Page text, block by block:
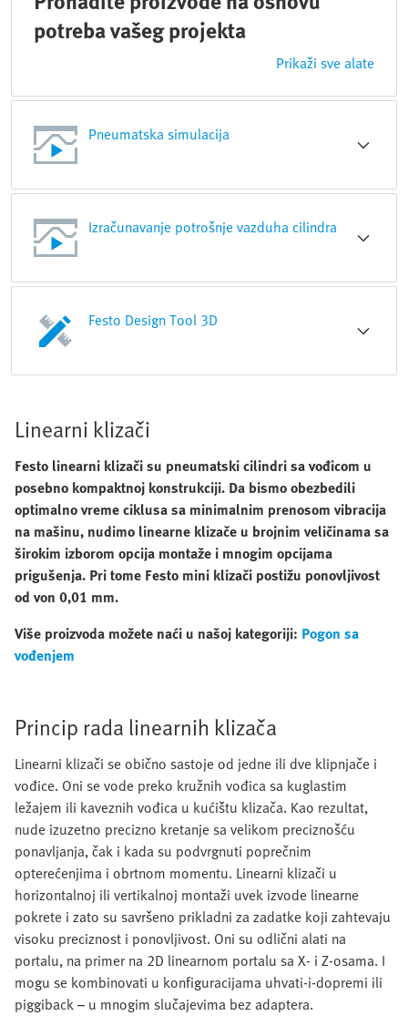
potreba vašeg projekta
Prikaži sve alate
Pneumatska simulacija
Izračunavanje potrošnje vazduha cilindra
Festo Design Tool 3D
Linearni klizači
Festo linearni klizači su pneumatski cilindri sa vođicom u
posebno kompaktnoj konstrukciji. Da bismo obezbedili
optimalno vreme ciklusa sa minimalnim prenosom vibracija
na mašinu, nudimo linearne klizače u brojnim veličinama sa
širokim izborom opcija montaže i mnogim opcijama
prigušenja. Pri tome Festo mini klizači postižu ponovljivost
od von 0,01 mm.
Više proizvoda možete naći u našoj kategoriji: Pogon sa
vođenjem
Princip rada linearnih klizača
Linearni klizači se obično sastoje od jedne ili dve klipnjače i
vođice. Oni se vode preko kružnih vođica sa kuglastim
ležajem ili kaveznih vođica u kućištu klizača. Kao rezultat,
nude izuzetno precizno kretanje sa velikom preciznošću
ponavljanja, čak i kada su podvrgnuti poprečnim
opterećenjima i obrtnom momentu. Linearni klizači u
horizontalnoj ili vertikalnoj montaži uvek izvode linearne
pokrete i zato su savršeno prikladni za zadatke koji zahtevaju
visoku preciznost i ponovljivost. Oni su odlični alati na
portalu, na primer na 2D linearnom portalu sa X- i Z-osama. I
mogu se kombinovati u konfiguracijama uhvati-i-dopremi ili
piggiback – u mnogim slučajevima bez adaptera.